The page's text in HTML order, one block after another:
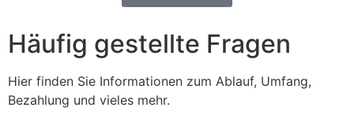
Häufig gestellte Fragen
Hier finden Sie Informationen zum Ablauf, Umfang,
Bezahlung und vieles mehr.